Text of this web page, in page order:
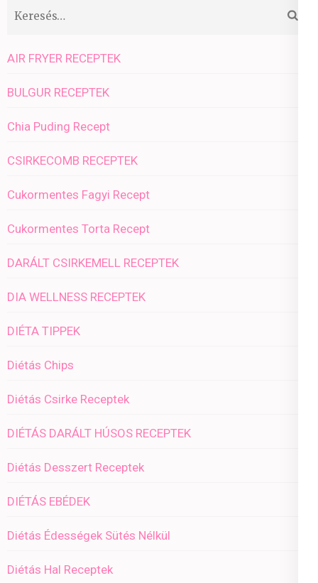
AIR FRYER RECEPTEK
BULGUR RECEPTEK
Chia Puding Recept
CSIRKECOMB RECEPTEK
Cukormentes Fagyi Recept
Cukormentes Torta Recept
DARÁLT CSIRKEMELL RECEPTEK
DIA WELLNESS RECEPTEK
DIÉTA TIPPEK
Diétás Chips
Diétás Csirke Receptek
DIÉTÁS DARÁLT HÚSOS RECEPTEK
Diétás Desszert Receptek
DIÉTÁS EBÉDEK
Diétás Édességek Sütés Nélkül
Diétás Hal Receptek